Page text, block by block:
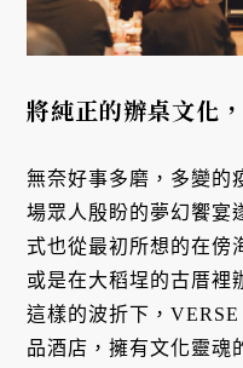
將純正的辦桌文化
無奈好事多磨，多變的
場眾人殷盼的夢幻饗宴
式也從最初所想的在傍
或是在大稻埕的古厝裡
這樣的波折下，
品酒店，擁有文化靈魂